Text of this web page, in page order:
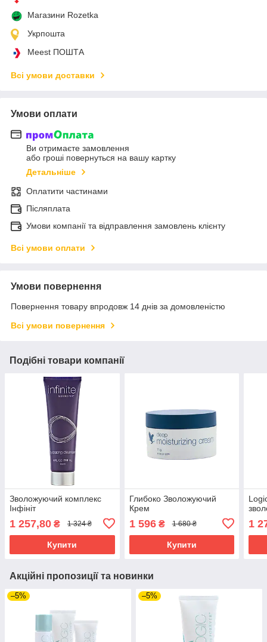
Магазини Rozetka
Укрпошта
Meest ПОШТА
Всі умови доставки
Умови оплати
Ви отримаєте замовлення
або гроші повернуться на вашу картку
Детальніше
Оплатити частинами
Післяплата
Умови компанії та відправлення замовлень клієнту
Всі умови оплати
Умови повернення
Повернення товару впродовж 14 днів за домовленістю
Всі умови повернення
Подібні товари компанії
Зволожуючий комплекс
Інфініт
1 257,80 ₴ 1 324 ₴
Купити
Глибоко Зволожуючий
Крем
1 596₴ 1 680 ₴
Купити
1
Акційні пропозиції та новинки
–5% –5%